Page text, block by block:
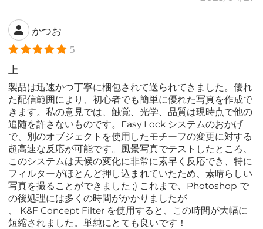
かつお
5
上
製品は迅速かつ丁寧に梱包されて送られてきました。優れ
た配信範囲により、初心者でも簡単に優れた写真を作成で
きます。私の意見では、触覚、光学、品質は現時点で他の
追随を許さないものです。Easy Lock システムのおかげ
で、別のオブジェクトを使用したモチーフの変更に対する
超高速な反応が可能です。風景写真でテストしたところ、
このシステムは天候の変化に非常に素早く反応でき、特に
フィルターがほとんど押し込まれていたため、素晴らしい
写真を撮ることができました ;) これまで、Photoshop で
の後処理には多くの時間がかかりましたが
、 K&F Concept Filter を使用すると、この時間が大幅に
短縮されました。単純にとても良いです！